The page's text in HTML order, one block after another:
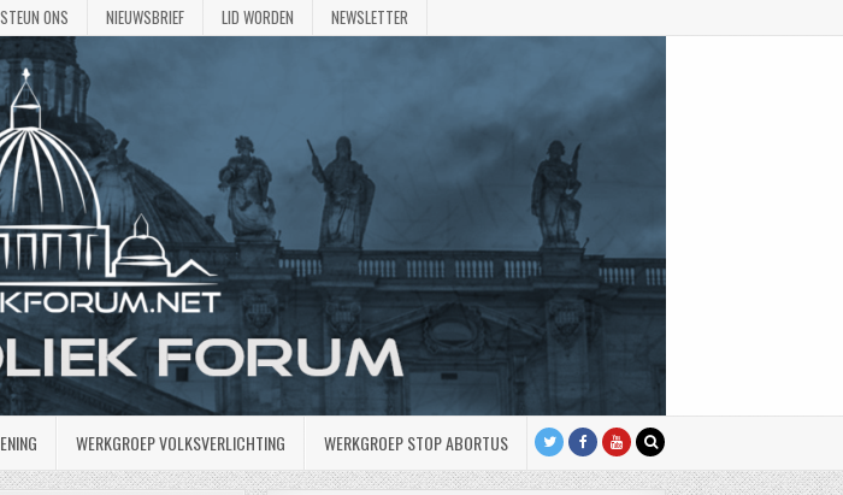
STEUN ONS NIEUWSBRIEF LID WORDEN NEWSLETTER
WERKGROEP VOLKSVERLICHTING WERKGROEP STOP ABORTUS